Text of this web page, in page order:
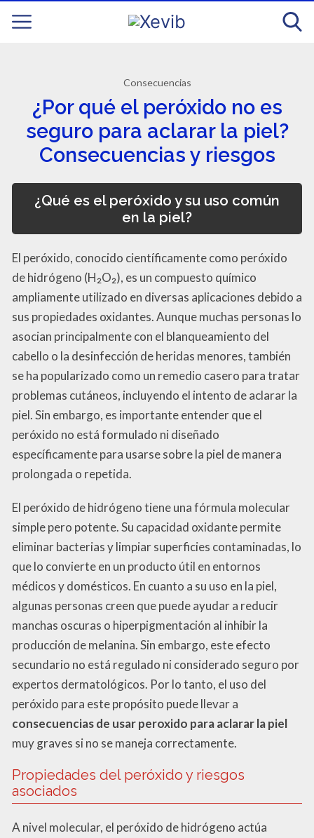
Consecuencias
¿Por qué el peróxido no es
seguro para aclarar la piel?
Consecuencias y riesgos
¿Qué es el peróxido y su uso común
en la piel?
El peróxido, conocido científicamente como peróxido
de hidrógeno (H₂O₂), es un compuesto químico
ampliamente utilizado en diversas aplicaciones debido a
sus propiedades oxidantes. Aunque muchas personas lo
asocian principalmente con el blanqueamiento del
cabello o la desinfección de heridas menores, también
se ha popularizado como un remedio casero para tratar
problemas cutáneos, incluyendo el intento de aclarar la
piel. Sin embargo, es importante entender que el
peróxido no está formulado ni diseñado
específicamente para usarse sobre la piel de manera
prolongada o repetida.
El peróxido de hidrógeno tiene una fórmula molecular
simple pero potente. Su capacidad oxidante permite
eliminar bacterias y limpiar superficies contaminadas, lo
que lo convierte en un producto útil en entornos
médicos y domésticos. En cuanto a su uso en la piel,
algunas personas creen que puede ayudar a reducir
manchas oscuras o hiperpigmentación al inhibir la
producción de melanina. Sin embargo, este efecto
secundario no está regulado ni considerado seguro por
expertos dermatológicos. Por lo tanto, el uso del
peróxido para este propósito puede llevar a
consecuencias de usar peroxido para aclarar la piel
muy graves si no se maneja correctamente.
Propiedades del peróxido y riesgos
asociados
A nivel molecular, el peróxido de hidrógeno actúa